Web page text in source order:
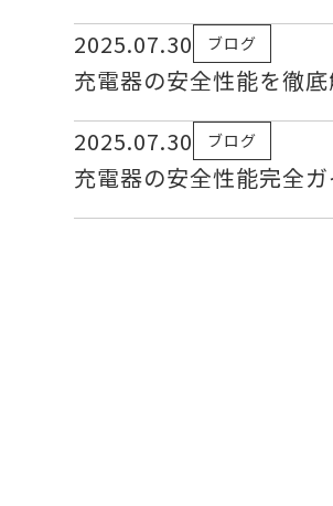
2025.07.30
ブログ
充電器の安全性能を徹
2025.07.30
ブログ
充電器の安全性能完全